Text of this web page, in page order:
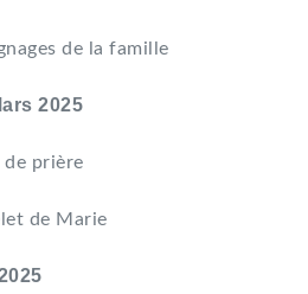
de la famille
2025
de prière
de Marie